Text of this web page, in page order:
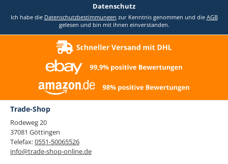
Datenschutz
Ich habe die Datenschutzbestimmungen zur Kenntnis genommen und die AGB
gelesen und bin mit ihnen einverstanden.
Trade-Shop
Rodeweg 20
37081 Göttingen
Telefax:0551-50065526
info@trade-shop-online.de